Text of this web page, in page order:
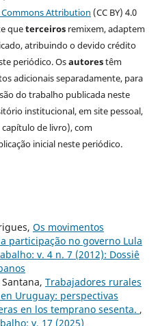
Commons Attribution (CC BY) 4.0
queterceirosremixem, adaptem
atribuindo o devido crédito
periódico. Osautorestêm
adicionais separadamente, para
do trabalho publicada neste
institucional, em site pessoal,
de livro), com
inicial neste periódico.
Os movimentos
participação no governo Lula
v. 4 n. 7 (2012): Dossiê
Trabajadores rurales
Uruguay: perspectivas
en los temprano sesenta. ,
v. 17 (2025)